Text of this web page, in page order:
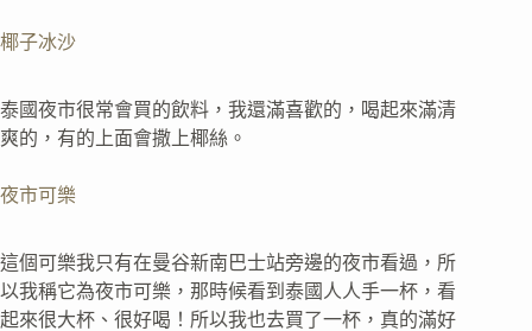
椰子冰沙
泰國夜市很常會買的飲料，我還滿喜歡的，喝起來滿清
爽的，有的上面會撒上椰絲。
夜市可樂
這個可樂我只有在曼谷新南巴士站旁邊的夜市看過，所
以我稱它為夜市可樂，那時候看到泰國人人手一杯，看
起來很大杯、很好喝！所以我也去買了一杯，真的滿好